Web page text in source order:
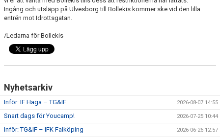
Ingång och utsläpp på Ulvesborg till Bollekis kommer ske vid den lilla
entrén mot Idrottsgatan.
/Ledarna för Bollekis
Nyhetsarkiv
Inför: IF Haga – TG&IF 2026-08-07 14:55
Snart dags för Youcamp! 2026-07-25 10:44
Inför: TG&IF – IFK Falköping 2026-06-26 12:57